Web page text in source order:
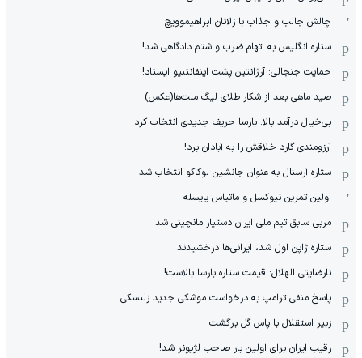
چالش جالب و جذاب با زلاتان ابراهیموویچ
ستاره انگلیس به اتهام ضرب و شتم دادگاهی شد!
حمایت جنجالی: آرژانتین پشت اینفانتنیو ایستاد!
صید ماهی بعد از شکار طلای لیگ ملت‌ها(عکس)
بی‌خیال درآمد بالا: بارسا حریف جدیدی انتخاب کرد
آرزومندی گارد خلاقش را به آبادان برد!
ستاره آرسنال به عنوان جانشین لوکاکو انتخاب شد
اولین تمرین نیوکسل و ماتیاس یایسله
مربی سابق تیم ملی ایران دستیار مانچینی شد
ستاره ژاپن اول شد، ایرانی‌ها درخشیدند
نارضایتی الهلال: قیمت ستاره بارسا بالاست!
پاسخ منفی ترامپ به درخواست موشکی جدید زلنسکی
زبیر استقلال با پاس گل برگشت
رقیب ایران برای اولین بار صاحب لژیونر شد!